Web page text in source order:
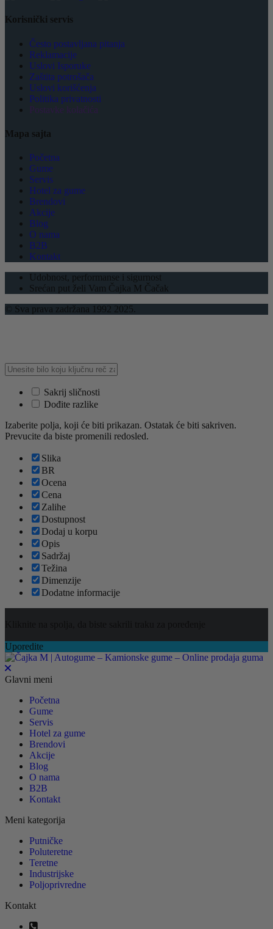
Korisnički servis
Često postavljana pitanja
Reklamacije
Uslovi Isporuke
Zaštita potrošača
Uslovi korišćenja
Politika privatnosti
Postavke kolačića
Mapa sajta
Početna
Gume
Servis
Hotel za gume
Brendovi
Akcije
Blog
O nama
B2B
Kontakt
Udobnost, performanse i sigurnost
Srećan put želi Vam Čajka M Čačak
© Sva prava zadržana 1992 2025.
Sakrij sličnosti
Dođite razlike
Izaberite polja, koji će biti prikazan. Ostatak će biti sakriven.
Prevucite da biste promenili redosled.
Slika
BR
Ocena
Cena
Zalihe
Dostupnost
Dodaj u korpu
Opis
Sadržaj
Težina
Dimenzije
Dodatne informacije
Uporedite
Glavni meni
Početna
Gume
Servis
Hotel za gume
Brendovi
Akcije
Blog
O nama
B2B
Kontakt
Meni kategorija
Putničke
Poluteretne
Teretne
Industrijske
Poljoprivredne
Kontakt